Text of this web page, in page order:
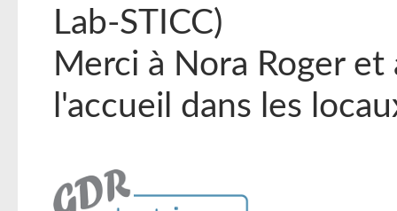
Lab-STICC)
Merci à Nora Roger
l'accueil dans les